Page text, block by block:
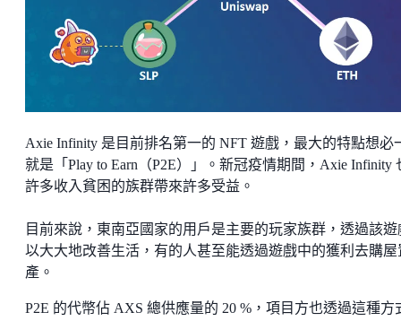
Axie Infinity 是目前排名第一的 NFT 遊戲，最大的特點想必
就是「Play to Earn（P2E）」。新冠疫情期間，Axie Infinity
許多收入貧困的族群帶來許多受益。
目前來說，東南亞國家的用戶是主要的玩家族群，透過該遊
以大大地改善生活，有的人甚至能透過遊戲中的獲利去購屋
產。
P2E 的代幣佔 AXS 總供應量的 20 %，項目方也透過這種方